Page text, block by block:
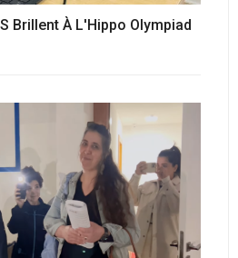
Brillent À L'Hippo Olympiad